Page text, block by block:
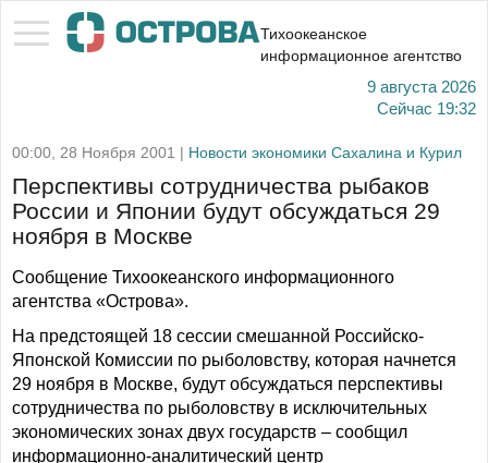
Тихоокеанское
информационное агентство
9 августа 2026
Сейчас 19:32
00:00, 28 Ноября 2001 | Новости экономики Сахалина и Курил
Перспективы сотрудничества рыбаков
России и Японии будут обсуждаться 29
ноября в Москве
Сообщение Тихоокеанского информационного
агентства «Острова».
На предстоящей 18 сессии смешанной Российско-
Японской Комиссии по рыболовству, которая начнется
29 ноября в Москве, будут обсуждаться перспективы
сотрудничества по рыболовству в исключительных
экономических зонах двух государств – сообщил
информационно-аналитический центр